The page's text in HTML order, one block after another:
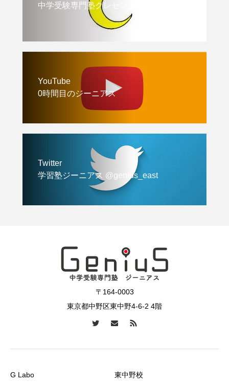
中学受験専門塾クレセント
YouTube
0時間目のジーニアス
Twitter
学習塾ジーニアス @genius_east
〒164-0003
東京都中野区東中野4-6-2 4階
G Labo 東中野校